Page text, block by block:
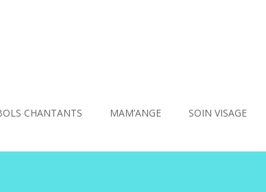
CHANTANTS MAM’ANGE SOIN VISAGE